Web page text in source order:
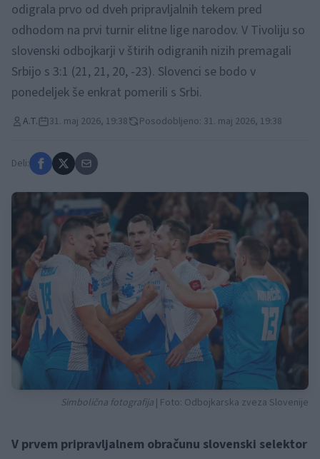
odigrala prvo od dveh pripravljalnih tekem pred
odhodom na prvi turnir elitne lige narodov. V Tivoliju so
slovenski odbojkarji v štirih odigranih nizih premagali
Srbijo s 3:1 (21, 21, 20, -23). Slovenci se bodo v
ponedeljek še enkrat pomerili s Srbi.
A.T. 31. maj 2026, 19:38 Posodobljeno: 31. maj 2026, 19:38
Deli:
Simbolična fotografija | Foto: Odbojkarska zveza Slovenije
V prvem pripravljalnem obračunu slovenski selektor